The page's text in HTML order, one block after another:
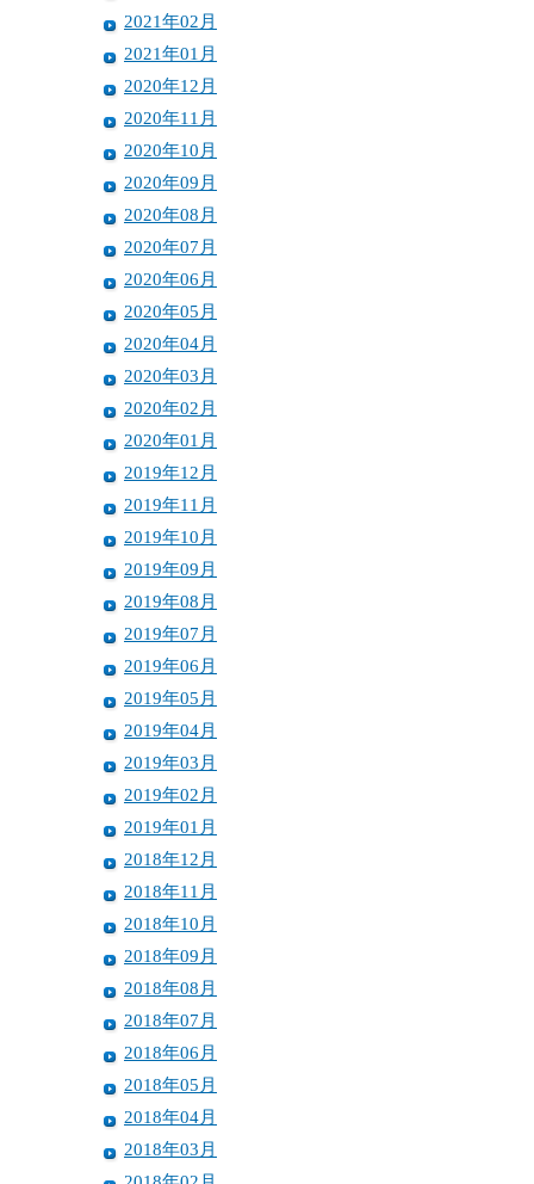
2021年02月
2021年01月
2020年12月
2020年11月
2020年10月
2020年09月
2020年08月
2020年07月
2020年06月
2020年05月
2020年04月
2020年03月
2020年02月
2020年01月
2019年12月
2019年11月
2019年10月
2019年09月
2019年08月
2019年07月
2019年06月
2019年05月
2019年04月
2019年03月
2019年02月
2019年01月
2018年12月
2018年11月
2018年10月
2018年09月
2018年08月
2018年07月
2018年06月
2018年05月
2018年04月
2018年03月